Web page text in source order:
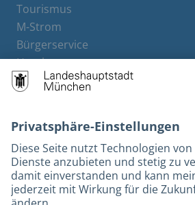
Tourismus
M-Strom
Bürgerservice
Hotels
Barrierefreiheit
Leichte Sprache
Gebärdensprache
Datenschutz